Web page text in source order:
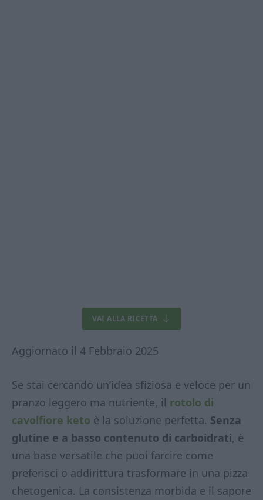
VAI ALLA RICETTA
Aggiornato il 4 Febbraio 2025
Se stai cercando un’idea sfiziosa e veloce per un
pranzo leggero ma nutriente, il rotolo di
cavolfiore keto è la soluzione perfetta. Senza
glutine e a basso contenuto di carboidrati, è
una base versatile che puoi farcire come
preferisci o addirittura trasformare in una pizza
chetogenica. La consistenza morbida e il sapore